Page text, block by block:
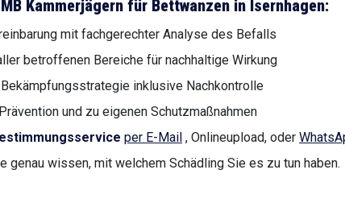
Kammerjägern für Bettwanzen in Isernhagen:
mit fachgerechter Analyse des Befalls
betroffenen Bereiche für nachhaltige Wirkung
inklusive Nachkontrolle
und zu eigenen Schutzmaßnahmen
per E-Mail , Onlineupload, oder
genau wissen, mit welchem Schädling Sie es zu tun haben.